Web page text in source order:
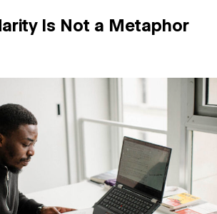
Is Not a Metaphor